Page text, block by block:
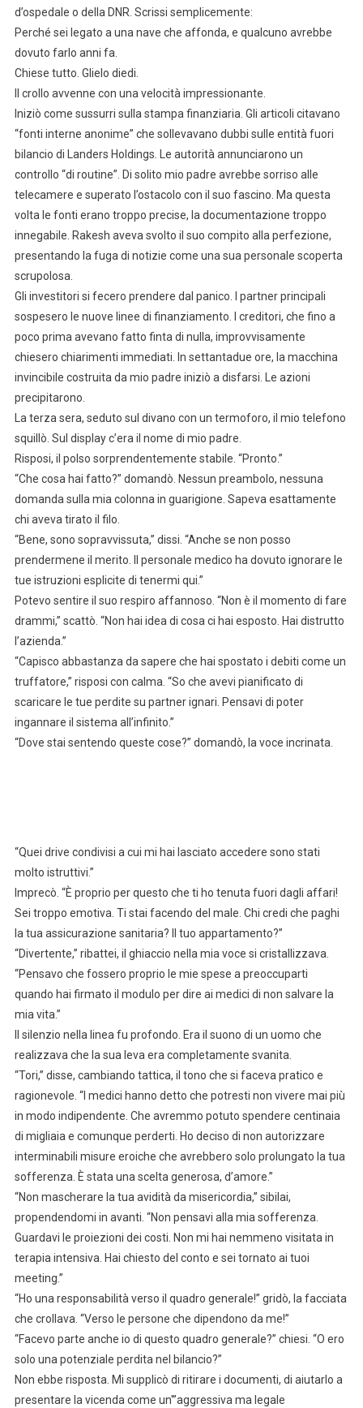
d’ospedale o della DNR. Scrissi semplicemente:
Perché sei legato a una nave che affonda, e qualcuno avrebbe
dovuto farlo anni fa.
Chiese tutto. Glielo diedi.
Il crollo avvenne con una velocità impressionante.
Iniziò come sussurri sulla stampa finanziaria. Gli articoli citavano
“fonti interne anonime” che sollevavano dubbi sulle entità fuori
bilancio di Landers Holdings. Le autorità annunciarono un
controllo “di routine”. Di solito mio padre avrebbe sorriso alle
telecamere e superato l’ostacolo con il suo fascino. Ma questa
volta le fonti erano troppo precise, la documentazione troppo
innegabile. Rakesh aveva svolto il suo compito alla perfezione,
presentando la fuga di notizie come una sua personale scoperta
scrupolosa.
Gli investitori si fecero prendere dal panico. I partner principali
sospesero le nuove linee di finanziamento. I creditori, che fino a
poco prima avevano fatto finta di nulla, improvvisamente
chiesero chiarimenti immediati. In settantadue ore, la macchina
invincibile costruita da mio padre iniziò a disfarsi. Le azioni
precipitarono.
La terza sera, seduto sul divano con un termoforo, il mio telefono
squillò. Sul display c’era il nome di mio padre.
Risposi, il polso sorprendentemente stabile. “Pronto.”
“Che cosa hai fatto?” domandò. Nessun preambolo, nessuna
domanda sulla mia colonna in guarigione. Sapeva esattamente
chi aveva tirato il filo.
“Bene, sono sopravvissuta,” dissi. “Anche se non posso
prendermene il merito. Il personale medico ha dovuto ignorare le
tue istruzioni esplicite di tenermi qui.”
Potevo sentire il suo respiro affannoso. “Non è il momento di fare
drammi,” scattò. “Non hai idea di cosa ci hai esposto. Hai distrutto
l’azienda.”
“Capisco abbastanza da sapere che hai spostato i debiti come un
truffatore,” risposi con calma. “So che avevi pianificato di
scaricare le tue perdite su partner ignari. Pensavi di poter
ingannare il sistema all’infinito.”
“Dove stai sentendo queste cose?” domandò, la voce incrinata.
“Quei drive condivisi a cui mi hai lasciato accedere sono stati
molto istruttivi.”
Imprecò. “È proprio per questo che ti ho tenuta fuori dagli affari!
Sei troppo emotiva. Ti stai facendo del male. Chi credi che paghi
la tua assicurazione sanitaria? Il tuo appartamento?”
“Divertente,” ribattei, il ghiaccio nella mia voce si cristallizzava.
“Pensavo che fossero proprio le mie spese a preoccuparti
quando hai firmato il modulo per dire ai medici di non salvare la
mia vita.”
Il silenzio nella linea fu profondo. Era il suono di un uomo che
realizzava che la sua leva era completamente svanita.
“Tori,” disse, cambiando tattica, il tono che si faceva pratico e
ragionevole. “I medici hanno detto che potresti non vivere mai più
in modo indipendente. Che avremmo potuto spendere centinaia
di migliaia e comunque perderti. Ho deciso di non autorizzare
interminabili misure eroiche che avrebbero solo prolungato la tua
sofferenza. È stata una scelta generosa, d’amore.”
“Non mascherare la tua avidità da misericordia,” sibilai,
propendendomi in avanti. “Non pensavi alla mia sofferenza.
Guardavi le proiezioni dei costi. Non mi hai nemmeno visitata in
terapia intensiva. Hai chiesto del conto e sei tornato ai tuoi
meeting.”
“Ho una responsabilità verso il quadro generale!” gridò, la facciata
che crollava. “Verso le persone che dipendono da me!”
“Facevo parte anche io di questo quadro generale?” chiesi. “O ero
solo una potenziale perdita nel bilancio?”
Non ebbe risposta. Mi supplicò di ritirare i documenti, di aiutarlo a
presentare la vicenda come un'”aggressiva ma legale